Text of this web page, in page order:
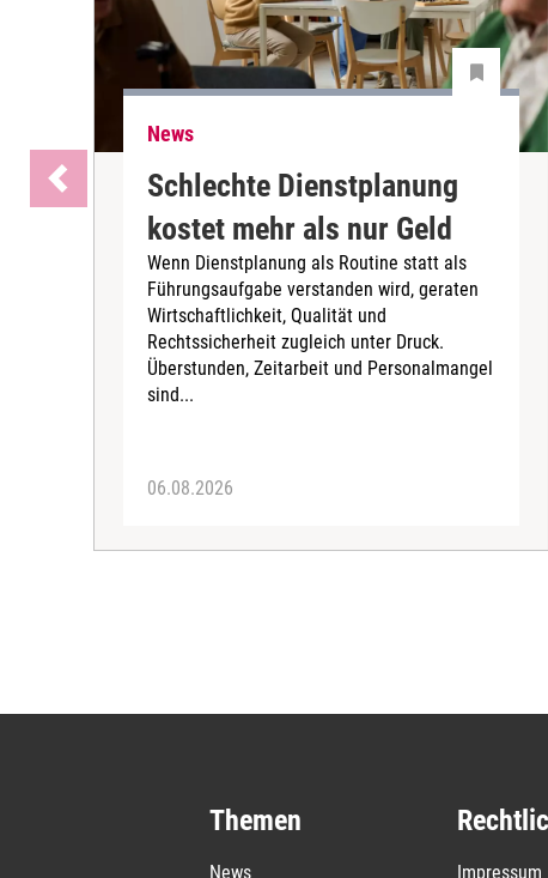
News
Schlechte Dienstplanung
kostet mehr als nur Geld
Wenn Dienstplanung als Routine statt als
Führungsaufgabe verstanden wird, geraten
Wirtschaftlichkeit, Qualität und
Rechtssicherheit zugleich unter Druck.
Überstunden, Zeitarbeit und Personalmangel
sind...
06.08.2026
Themen
News Impressum